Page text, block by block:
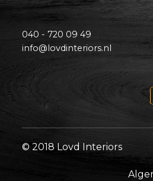
Vul je zoekterm in en druk op
040 - 720 09 49
info@lovdinteriors.nl
© 2018 Lovd Interiors